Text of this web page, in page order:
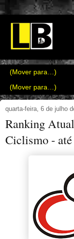
quarta-feira, 6 de julho
Ranking
Ciclismo - até